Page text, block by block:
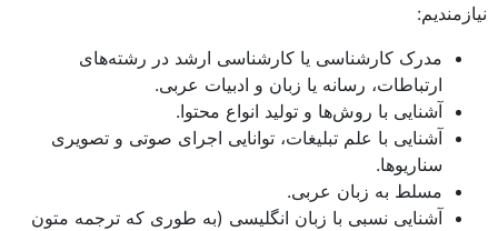
نیازمندیم:
مدرک کارشناسی یا کارشناسی ارشد در رشته‌های
ارتباطات، رسانه یا زبان و ادبیات عربی.
آشنایی با روش‌ها و تولید انواع محتوا.
آشنایی با علم تبلیغات، توانایی اجرای صوتی و تصویری
سناریوها.
مسلط به زبان عربی.
آشنایی نسبی با زبان انگلیسی (به طوری که ترجمه متون